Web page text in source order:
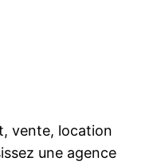
vente, location
une agence